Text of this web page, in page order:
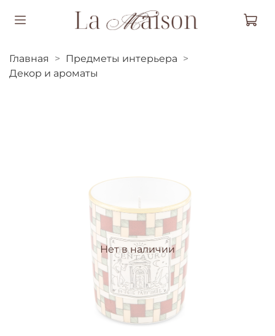
Главная
Предметы интерьера
Декор и ароматы
Нет в наличии